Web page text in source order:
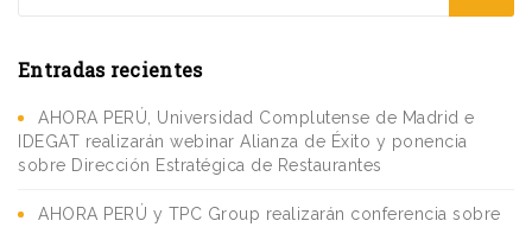
Entradas recientes
AHORA PERÚ, Universidad Complutense de Madrid e
IDEGAT realizarán webinar Alianza de Éxito y ponencia
sobre Dirección Estratégica de Restaurantes
AHORA PERÚ y TPC Group realizarán conferencia sobre